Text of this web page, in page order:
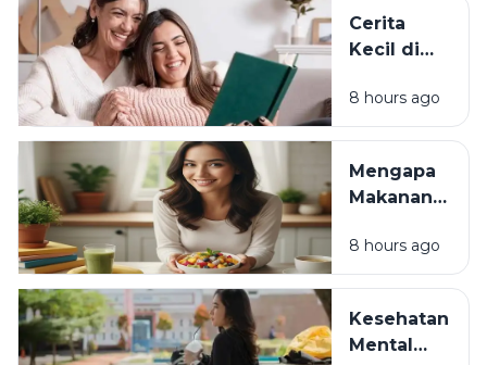
Kesibukan
Cerita
Kecil di
Aktivitas
Sehari-
Sederhana
yang
Diam
Memberi
Makna
Hidup
8 hours ago
Mengapa
Makanan
Membuat
Hati Lebih
Sains di
Balik
8 hours ago
Kesehatan
Mental